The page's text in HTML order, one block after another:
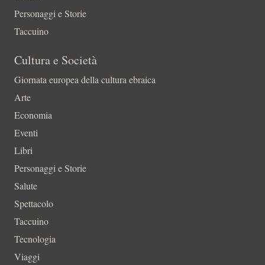
Personaggi e Storie
Taccuino
Cultura e Società
Giornata europea della cultura ebraica
Arte
Economia
Eventi
Libri
Personaggi e Storie
Salute
Spettacolo
Taccuino
Tecnologia
Viaggi